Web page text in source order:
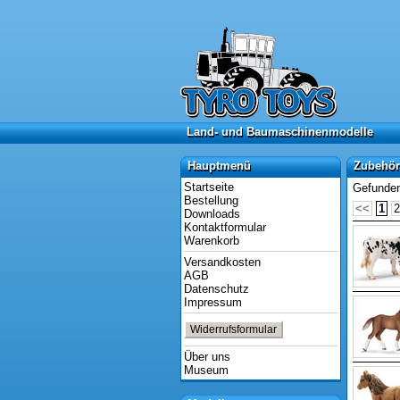
Land- und Baumaschinenmodelle
Land- und Baumaschinenmodelle
Hauptmenü
Hauptmenü
Startseite
Bestellung
Downloads
Kontaktformular
Warenkorb
Versandkosten
AGB
Datenschutz
Impressum
Widerrufsformular
Über uns
Museum
<<
1 2